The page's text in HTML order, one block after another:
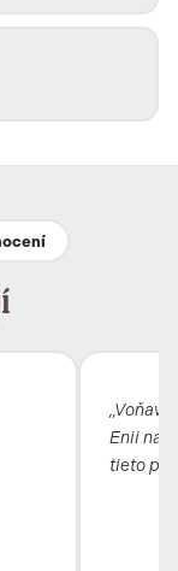
Enii
tieto